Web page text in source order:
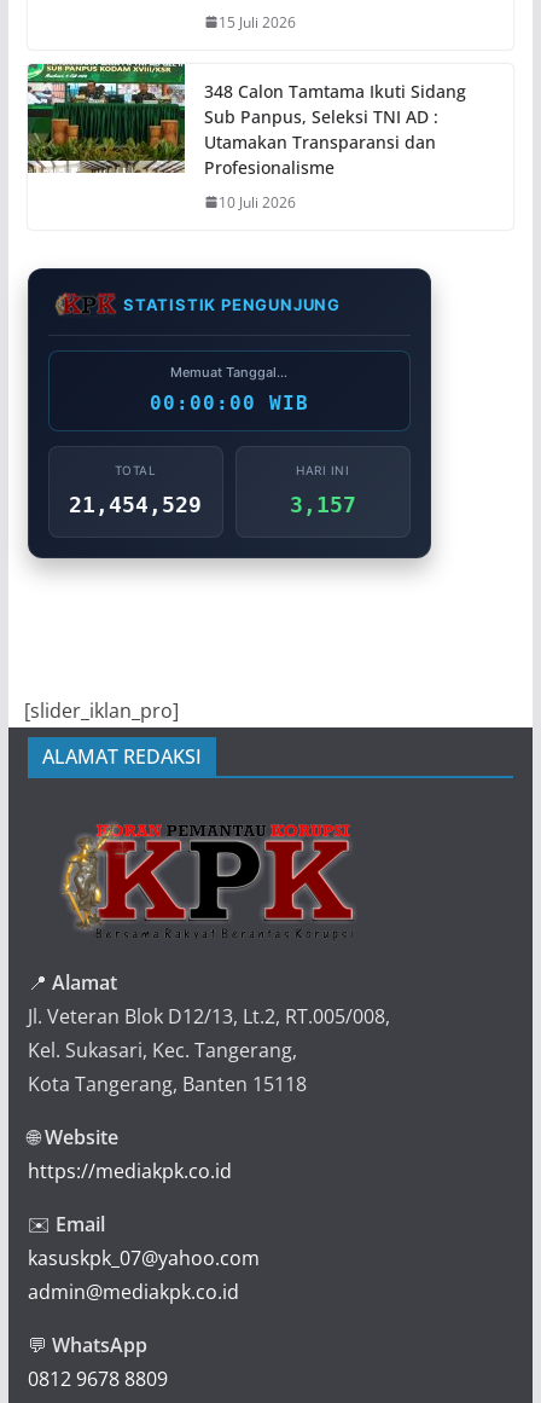
15 Juli 2026
348 Calon Tamtama Ikuti Sidang
Sub Panpus, Seleksi TNI AD :
Utamakan Transparansi dan
Profesionalisme
10 Juli 2026
STATISTIK PENGUNJUNG
Memuat Tanggal...
00:00:00 WIB
TOTAL
21,454,529
HARI INI
3,157
[slider_iklan_pro]
ALAMAT REDAKSI
📍 Alamat
Jl. Veteran Blok D12/13, Lt.2, RT.005/008,
Kel. Sukasari, Kec. Tangerang,
Kota Tangerang, Banten 15118
🌐Website
https://mediakpk.co.id
✉️ Email
kasuskpk_07@yahoo.com
admin@mediakpk.co.id
💬 WhatsApp
0812 9678 8809